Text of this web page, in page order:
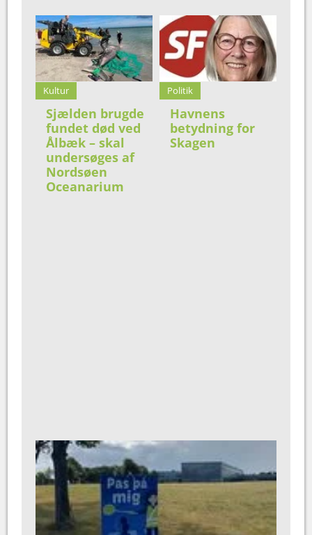
Kultur
Sjælden brugde
fundet død ved
Ålbæk – skal
undersøges af
Nordsøen
Oceanarium
Politik
Havnens
betydning for
Skagen